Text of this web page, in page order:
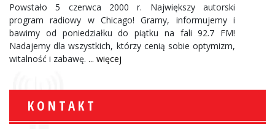
Powstało 5 czerwca 2000 r. Największy autorski
program radiowy w Chicago! Gramy, informujemy i
bawimy od poniedziałku do piątku na fali 92.7 FM!
Nadajemy dla wszystkich, którzy cenią sobie optymizm,
witalność i zabawę. ... więcej
KONTAKT